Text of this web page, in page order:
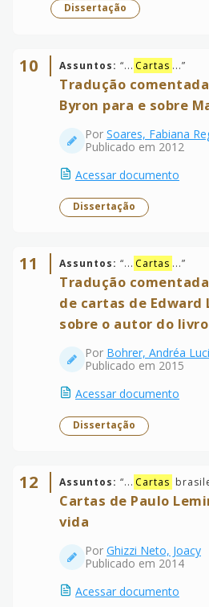
Dissertação
10 Assuntos: “... Cartas ...”
Tradução
Byron para e sobre
Por Soares, Fabiana
Publicado em 2012
Acessar documento
Dissertação
11 Assuntos: “... Cartas ...”
Tradução
de cartas de Edward
sobre o autor do
Por Bohrer, Andréa
Publicado em 2015
Acessar documento
Dissertação
12 Assuntos: “... Cartas
Cartas de Paulo
vida
Por Ghizzi Neto, Joacy
Publicado em 2014
Acessar documento